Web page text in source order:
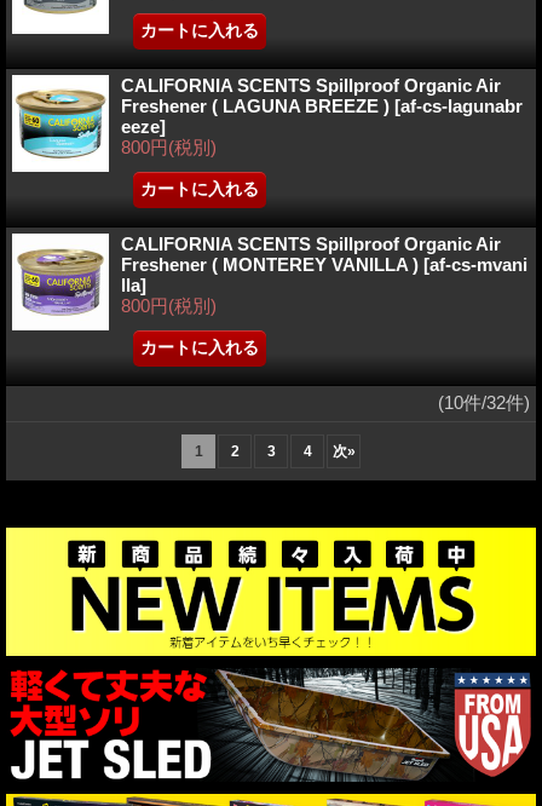
CALIFORNIA SCENTS Spillproof Organic Air
Freshener ( LAGUNA BREEZE ) [af-cs-lagunabr
eeze]
800円(税別)
CALIFORNIA SCENTS Spillproof Organic Air
Freshener ( MONTEREY VANILLA ) [af-cs-mvani
lla]
800円(税別)
(10件/32件)
1 2 3 4 次»